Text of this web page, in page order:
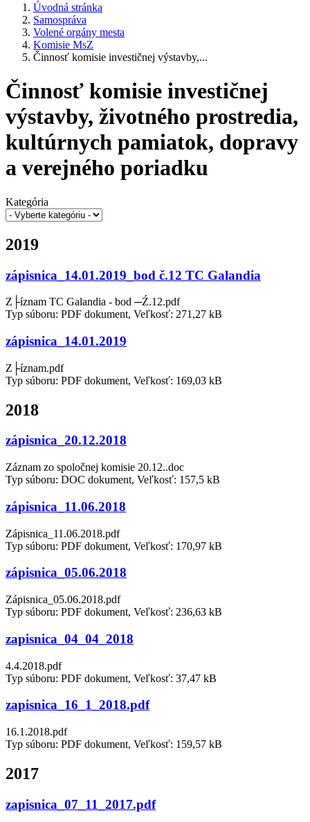
Úvodná stránka
Samospráva
Volené orgány mesta
Komisie MsZ
Činnosť komisie investičnej výstavby,...
Činnosť komisie investičnej
výstavby, životného prostredia,
kultúrnych pamiatok, dopravy
a verejného poriadku
Kategória
2019
zápisnica_14.01.2019_bod č.12 TC Galandia
Z├íznam TC Galandia - bod ─Ź.12.pdf
Typ súboru: PDF dokument, Veľkosť: 271,27 kB
zápisnica_14.01.2019
Z├íznam.pdf
Typ súboru: PDF dokument, Veľkosť: 169,03 kB
2018
zápisnica_20.12.2018
Záznam zo spoločnej komisie 20.12..doc
Typ súboru: DOC dokument, Veľkosť: 157,5 kB
zápisnica_11.06.2018
Zápisnica_11.06.2018.pdf
Typ súboru: PDF dokument, Veľkosť: 170,97 kB
zápisnica_05.06.2018
Zápisnica_05.06.2018.pdf
Typ súboru: PDF dokument, Veľkosť: 236,63 kB
zapisnica_04_04_2018
4.4.2018.pdf
Typ súboru: PDF dokument, Veľkosť: 37,47 kB
zapisnica_16_1_2018.pdf
16.1.2018.pdf
Typ súboru: PDF dokument, Veľkosť: 159,57 kB
2017
zapisnica_07_11_2017.pdf